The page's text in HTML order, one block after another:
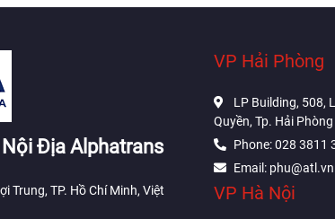
Nội Địa Alphatrans
Trung, TP. Hồ Chí Minh, Việt
VP Hải Phòng
LP Building, 508,
Quyền, Tp. Hải Phòng
Phone: 028 3811
Email: phu@atl.vn
VP Hà Nội